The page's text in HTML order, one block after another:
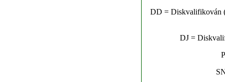
DD = Diskvalifikován
DJ =